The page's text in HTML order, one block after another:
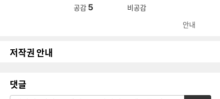
공감 5 비공감
안내
저작권 안내
댓글